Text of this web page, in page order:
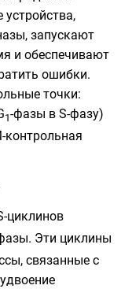
устройства,
, запускают
и обеспечивают
ошибки.
точки:
1-фазы в S-фазу)
контрольная
циклинов
Эти циклины
связанные с